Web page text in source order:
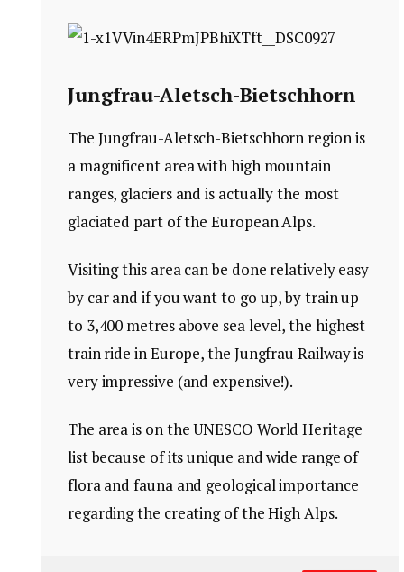
Jungfrau-Aletsch-Bietschhorn
The Jungfrau-Aletsch-Bietschhorn region is
a magnificent area with high mountain
ranges, glaciers and is actually the most
glaciated part of the European Alps.
Visiting this area can be done relatively easy
by car and if you want to go up, by train up
to 3,400 metres above sea level, the highest
train ride in Europe, the Jungfrau Railway is
very impressive (and expensive!).
The area is on the UNESCO World Heritage
list because of its unique and wide range of
flora and fauna and geological importance
regarding the creating of the High Alps.